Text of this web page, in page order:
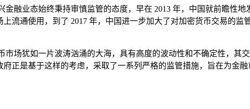
融业态始终秉持审慎监管的态度，早在 2013 年，中国就前瞻性
流通使用，到了 2017 年，中国进一步加大了对加密货币交易的
场犹如一片波涛汹涌的大海，具有高度的波动性和不确定性，其
正是基于这样的考虑，采取了一系列严格的监管措施，旨在为金融